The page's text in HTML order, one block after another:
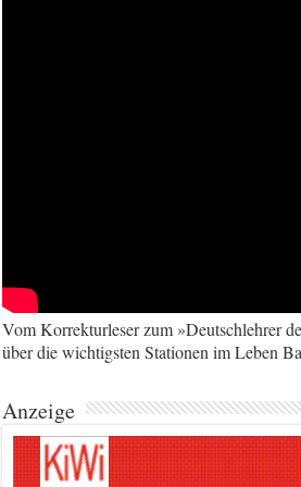
Vom Korrekturleser zum »Deutschlehrer
über die wichtigsten Stationen im Leben
Anzeige